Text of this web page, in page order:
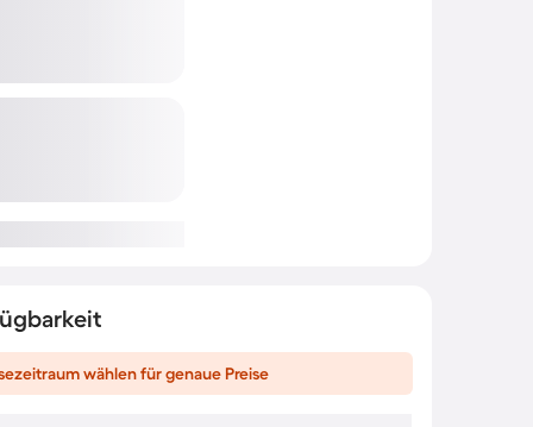
wählen für genaue Preise